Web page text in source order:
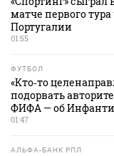
матче первого
Португалии
01:55
ФУТБОЛ
«Кто‑то
подорвать
ФИФА — об
01:47
АЛЬФА-БАНК РПЛ